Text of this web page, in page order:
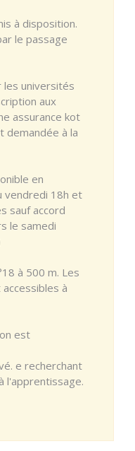
à disposition.
le passage
les universités
aux
assurance kot
demandée à la
en
vendredi 18h et
sauf accord
le samedi
à 500 m. Les
à
est
e recherchant
l'apprentissage.